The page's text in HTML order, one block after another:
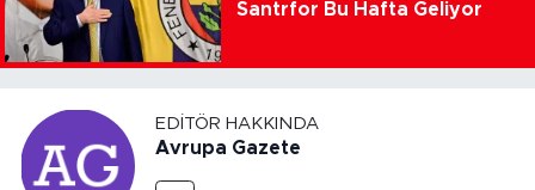
Santrfor Bu Hafta Geliyor
EDITÖR HAKKINDA
Avrupa Gazete